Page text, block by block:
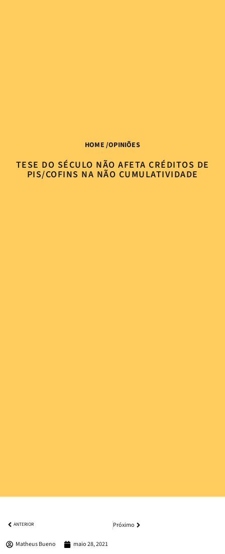
HOME /OPINIÕES
TESE DO SÉCULO NÃO AFETA CRÉDITOS DE
PIS/COFINS NA NÃO CUMULATIVIDADE
ANTERIOR Próximo
Matheus Bueno maio 28, 2021